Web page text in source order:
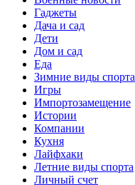
Гаджеты
Дача и сад
Дети
Дом и сад
Еда
Зимние виды спорта
Игры
Импортозамещение
Истории
Компании
Кухня
Лайфхаки
Летние виды спорта
Личный счет